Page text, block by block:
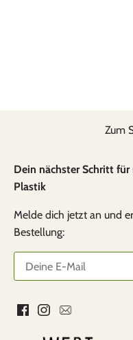
Zum
Dein nächster Schritt
Plastik
Melde dich jetzt an und
Bestellung: